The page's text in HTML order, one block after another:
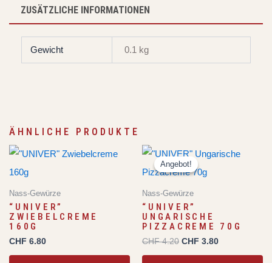
ZUSÄTZLICHE INFORMATIONEN
Gewicht 0.1 kg
ÄHNLICHE PRODUKTE
Nass-Gewürze
“UNIVER”
ZWIEBELCREME
160G
CHF 6.80
Angebot!
Angebot!
Nass-Gewürze
“UNIVER”
UNGARISCHE
PIZZACREME 70G
CHF4.20
Ursprünglicher
Preis
war:
CHF 4.20
CHF 3.80
Aktueller
Preis